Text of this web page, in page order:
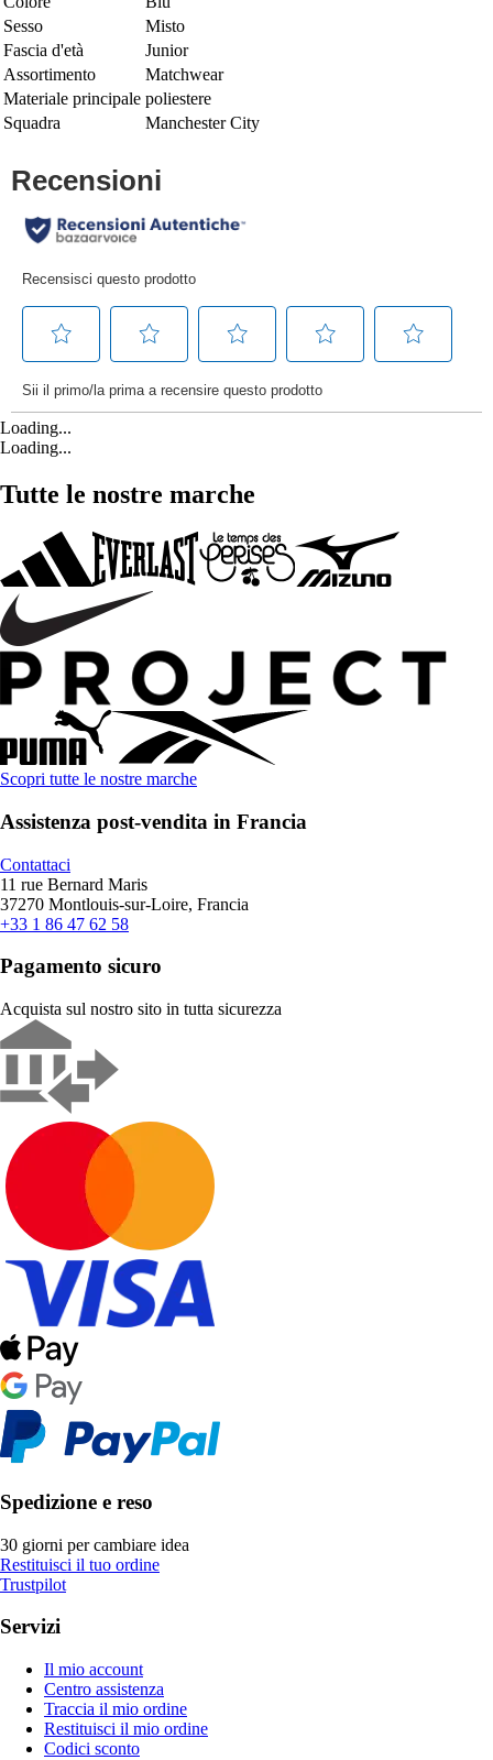
Sesso
Misto
Fascia d'età
Junior
Assortimento
Matchwear
Materiale principale poliestere
Squadra
Manchester City
Loading...
Loading...
Tutte le nostre marche
Scopri tutte le nostre marche
Assistenza post-vendita in Francia
Contattaci
11 rue Bernard Maris
37270 Montlouis-sur-Loire, Francia
+33 1 86 47 62 58
Pagamento sicuro
Acquista sul nostro sito in tutta sicurezza
Spedizione e reso
30 giorni per cambiare idea
Restituisci il tuo ordine
Trustpilot
Servizi
Il mio account
Centro assistenza
Traccia il mio ordine
Restituisci il mio ordine
Codici sconto